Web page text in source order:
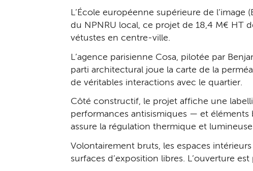
L’École européenne supérieure de
du NPNRU local, ce projet de 18,4 M€ HT
vétustes en centre-ville.
L’agence parisienne Cosa, pilotée par
parti architectural joue la carte de la
de véritables interactions avec le quartier.
Côté constructif, le projet affiche une
performances antisismiques — et
assure la régulation thermique et
Volontairement bruts, les espaces
surfaces d’exposition libres. L’ouverture